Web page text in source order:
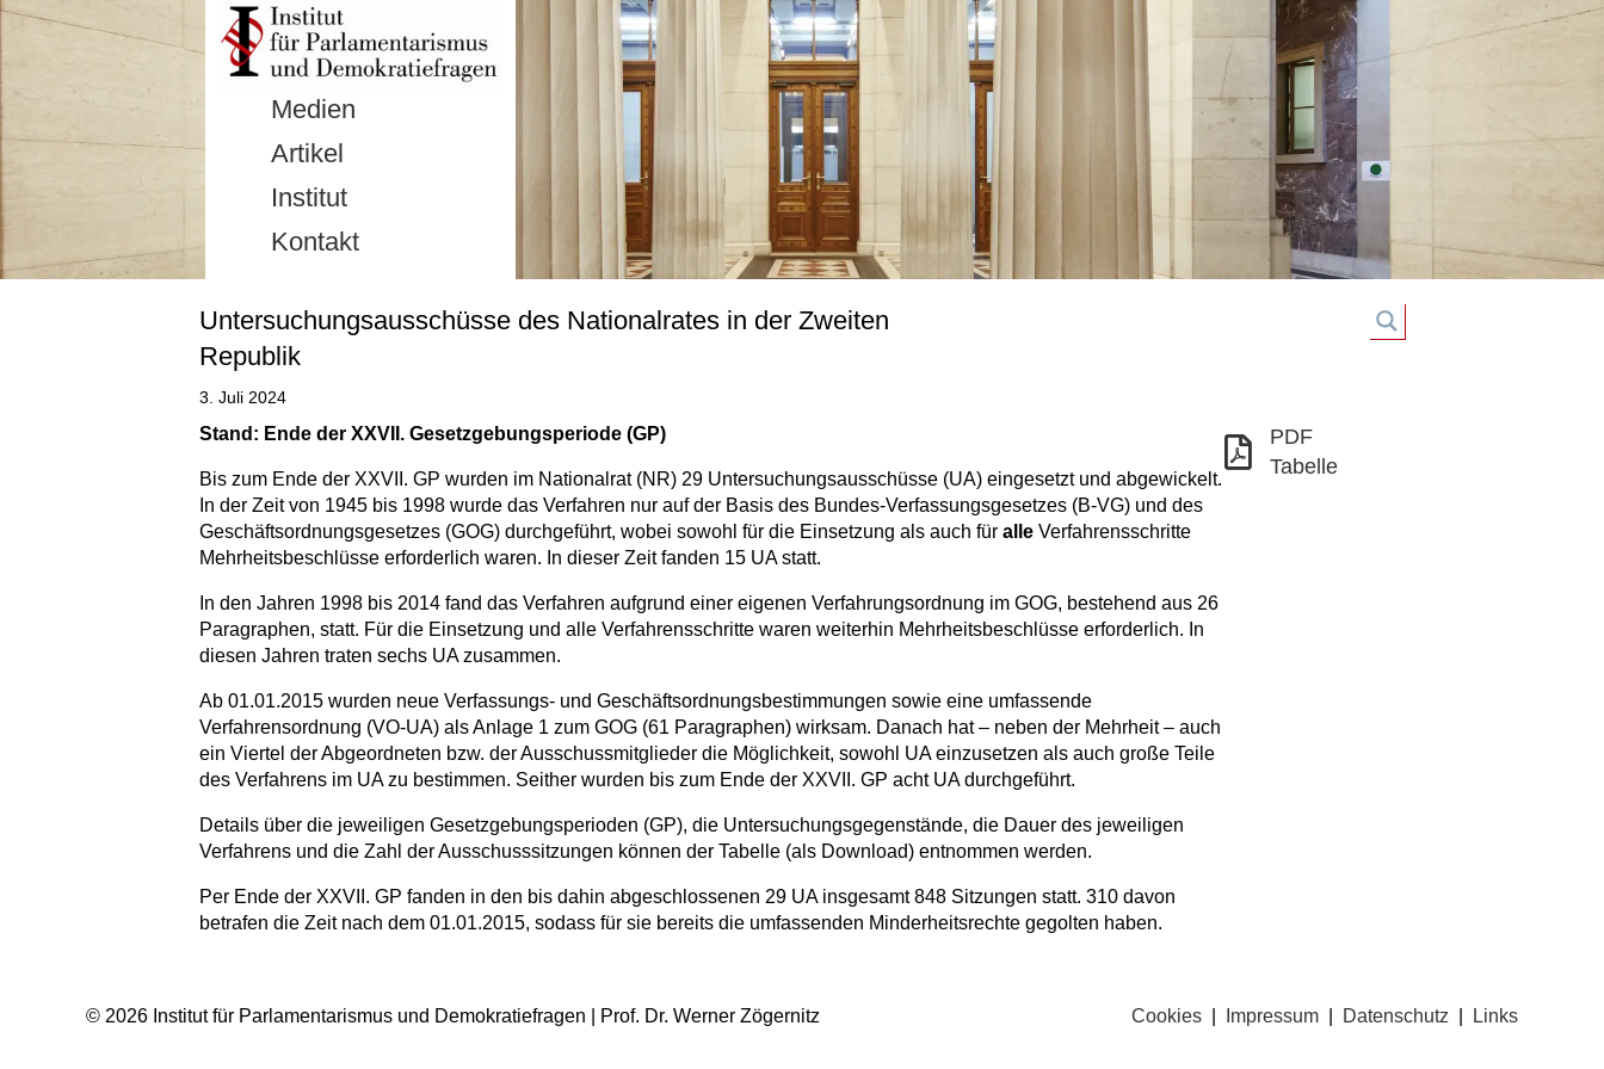
Medien
Artikel
Institut
Kontakt
Untersuchungsausschüsse des Nationalrates in der Zweiten
Republik
3. Juli 2024
Stand: Ende der XXVII. Gesetzgebungsperiode (GP)
Bis zum Ende der XXVII. GP wurden im Nationalrat (NR) 29 Untersuchungsausschüsse (UA) eingesetzt und abgewickelt.
In der Zeit von 1945 bis 1998 wurde das Verfahren nur auf der Basis des Bundes-Verfassungsgesetzes (B-VG) und des
Geschäftsordnungsgesetzes (GOG) durchgeführt, wobei sowohl für die Einsetzung als auch für alle Verfahrensschritte
Mehrheitsbeschlüsse erforderlich waren. In dieser Zeit fanden 15 UA statt.
In den Jahren 1998 bis 2014 fand das Verfahren aufgrund einer eigenen Verfahrungsordnung im GOG, bestehend aus 26
Paragraphen, statt. Für die Einsetzung und alle Verfahrensschritte waren weiterhin Mehrheitsbeschlüsse erforderlich. In
diesen Jahren traten sechs UA zusammen.
Ab 01.01.2015 wurden neue Verfassungs- und Geschäftsordnungsbestimmungen sowie eine umfassende
Verfahrensordnung (VO-UA) als Anlage 1 zum GOG (61 Paragraphen) wirksam. Danach hat – neben der Mehrheit – auch
ein Viertel der Abgeordneten bzw. der Ausschussmitglieder die Möglichkeit, sowohl UA einzusetzen als auch große Teile
des Verfahrens im UA zu bestimmen. Seither wurden bis zum Ende der XXVII. GP acht UA durchgeführt.
Details über die jeweiligen Gesetzgebungsperioden (GP), die Untersuchungsgegenstände, die Dauer des jeweiligen
Verfahrens und die Zahl der Ausschusssitzungen können der Tabelle (als Download) entnommen werden.
Per Ende der XXVII. GP fanden in den bis dahin abgeschlossenen 29 UA insgesamt 848 Sitzungen statt. 310 davon
betrafen die Zeit nach dem 01.01.2015, sodass für sie bereits die umfassenden Minderheitsrechte gegolten haben.
PDF
Tabelle
© 2026 Institut für Parlamentarismus und Demokratiefragen | Prof. Dr. Werner Zögernitz Cookies Impressum Datenschutz Links